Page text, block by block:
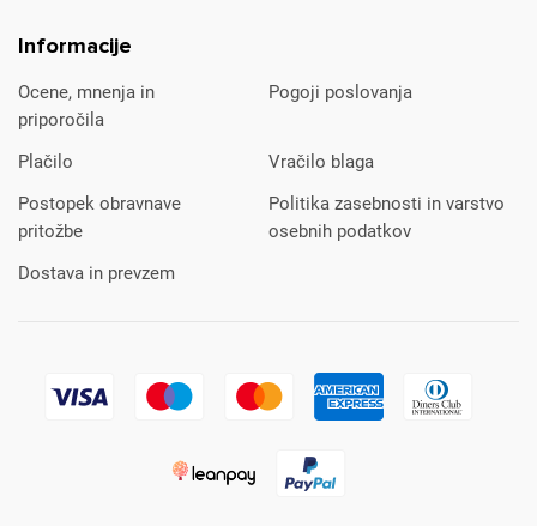
Informacije
Ocene, mnenja in
priporočila
Pogoji poslovanja
Plačilo
Vračilo blaga
Postopek obravnave
pritožbe
Politika zasebnosti in varstvo
osebnih podatkov
Dostava in prevzem